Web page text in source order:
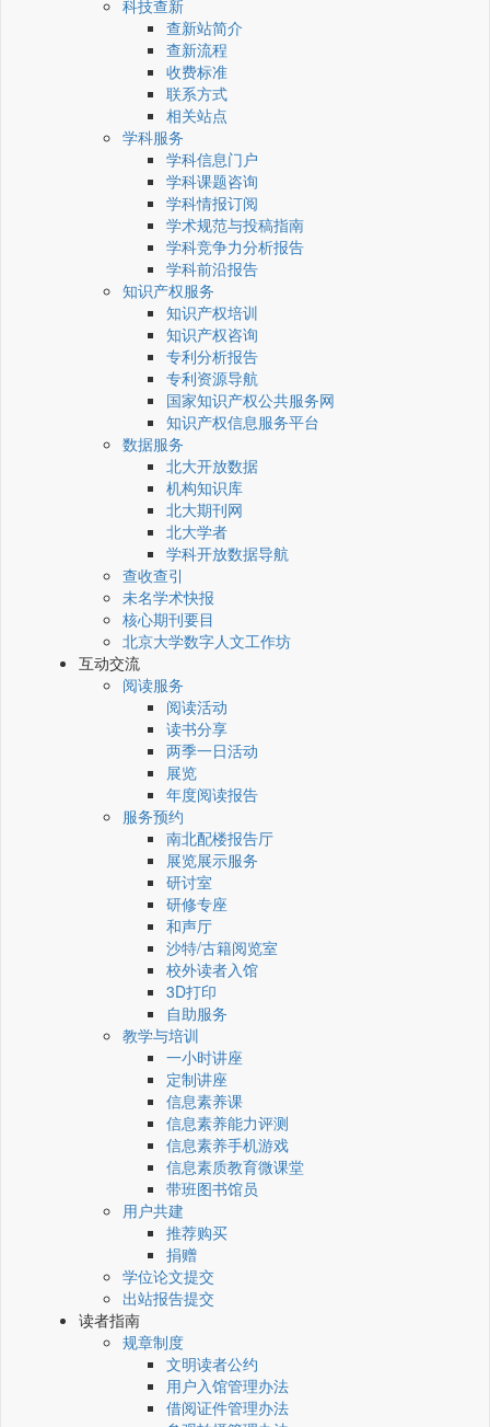
科技查新
查新站简介
查新流程
收费标准
联系方式
相关站点
学科服务
学科信息门户
学科课题咨询
学科情报订阅
学术规范与投稿指南
学科竞争力分析报告
学科前沿报告
知识产权服务
知识产权培训
知识产权咨询
专利分析报告
专利资源导航
国家知识产权公共服务网
知识产权信息服务平台
数据服务
北大开放数据
机构知识库
北大期刊网
北大学者
学科开放数据导航
查收查引
未名学术快报
核心期刊要目
北京大学数字人文工作坊
互动交流
阅读服务
阅读活动
读书分享
两季一日活动
展览
年度阅读报告
服务预约
南北配楼报告厅
展览展示服务
研讨室
研修专座
和声厅
沙特/古籍阅览室
校外读者入馆
3D打印
自助服务
教学与培训
一小时讲座
定制讲座
信息素养课
信息素养能力评测
信息素养手机游戏
信息素质教育微课堂
带班图书馆员
用户共建
推荐购买
捐赠
学位论文提交
出站报告提交
读者指南
规章制度
文明读者公约
用户入馆管理办法
借阅证件管理办法